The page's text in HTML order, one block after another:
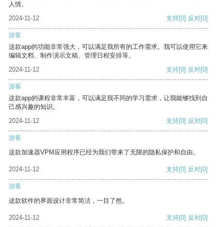
人情。
2024-11-12
支持[0] 反对[0]
游客
这款app的功能非常强大，可以满足我所有的工作需求。我可以使用它来
编辑文档、制作演示文稿、管理日程安排等。
2024-11-12
支持[0] 反对[0]
游客
这款app的课程非常丰富，可以满足我不同的学习需求，让我能够找到自
己感兴趣的知识。
2024-11-12
支持[0] 反对[0]
游客
这款加速器VPM应用程序已经为我们带来了无限的隐私保护和自由。
2024-11-12 支持[0] 反对[0]
游客
这款软件的界面设计非常简洁，一目了然。
2024-11-12 支持[0] 反对[0]